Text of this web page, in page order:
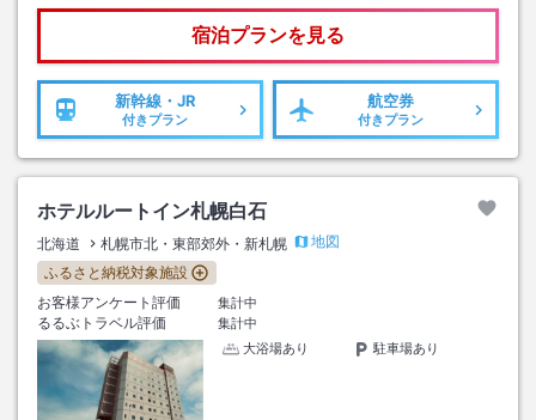
宿泊プランを見る
新幹線・JR
付きプラン
航空券
付きプラン
ホテルルートイン札幌白石
北海道 札幌市北・東部郊外・新札幌
地図
ふるさと納税対象施設
お客様アンケート評価
集計中
るるぶトラベル評価
集計中
大浴場あり
駐車場あり